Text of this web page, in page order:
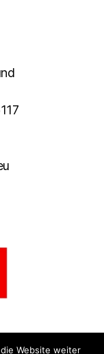
Website weiter